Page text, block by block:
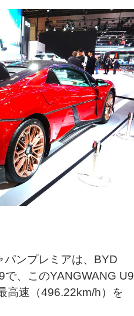
パンプレミアは、BYD
、このYANGWANG U9
高速（496.22km/h）を